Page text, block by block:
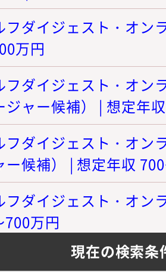
フダイジェスト・オン
万円
フダイジェスト・オン
ジャー候補） | 想定年
フダイジェスト・オン
ー候補） | 想定年収
フダイジェスト・オン
700万円
現在の検索条